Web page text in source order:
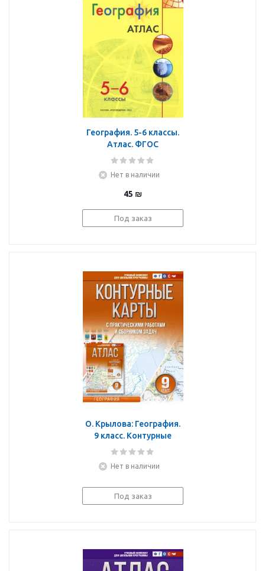
География. 5-6 классы.
Атлас. ФГОС
Нет в наличии
45 ₪
Под заказ
О. Крылова: География.
9 класс. Контурные
карты. ФГОС. Россия в
Нет в наличии
Под заказ